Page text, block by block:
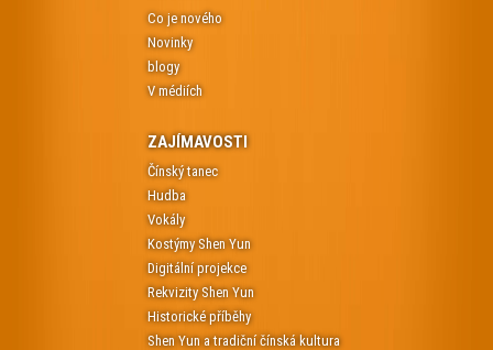
Co je nového
Novinky
blogy
V médiích
ZAJÍMAVOSTI
Čínský tanec
Hudba
Vokály
Kostýmy Shen Yun
Digitální projekce
Rekvizity Shen Yun
Historické příběhy
Shen Yun a tradiční čínská kultura